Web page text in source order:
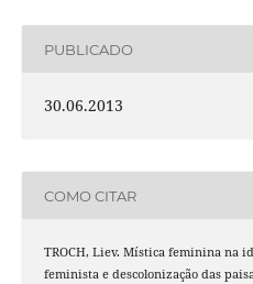
PUBLICADO
30.06.2013
COMO CITAR
TROCH, Liev. Mística feminina na
feminista e descolonização das